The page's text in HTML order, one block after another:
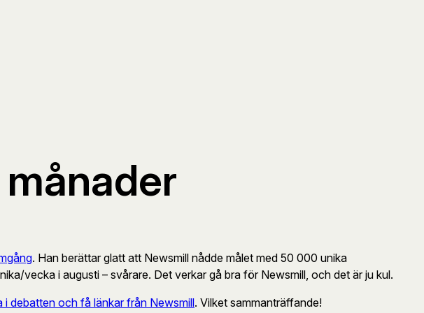
. Han berättar glatt att Newsmill nådde målet med 50 000 unika
vecka i augusti – svårare. Det verkar gå bra för Newsmill, och det är ju kul.
i debatten och få länkar från Newsmill. Vilket sammanträffande!